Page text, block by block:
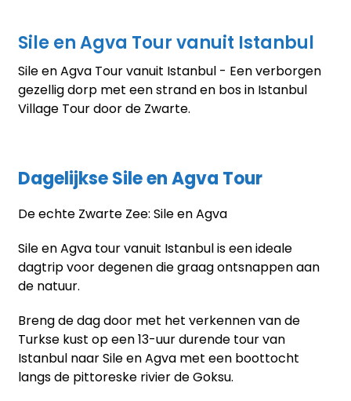
Sile en Agva Tour vanuit Istanbul
Sile en Agva Tour vanuit Istanbul - Een verborgen
gezellig dorp met een strand en bos in Istanbul
Village Tour door de Zwarte.
Dagelijkse Sile en Agva Tour
De echte Zwarte Zee: Sile en Agva
Sile en Agva tour vanuit Istanbul is een ideale
dagtrip voor degenen die graag ontsnappen aan
de natuur.
Breng de dag door met het verkennen van de
Turkse kust op een 13-uur durende tour van
Istanbul naar Sile en Agva met een boottocht
langs de pittoreske rivier de Goksu.